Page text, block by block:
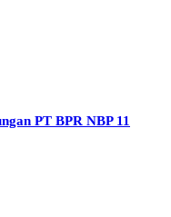
PT BPR NBP 11